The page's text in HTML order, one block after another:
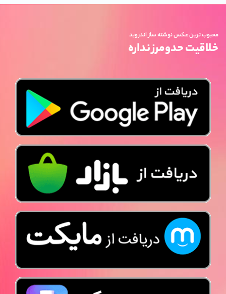
محبوب ترین عکس نوشته ساز اندروید
خلاقیت حدومرز نداره